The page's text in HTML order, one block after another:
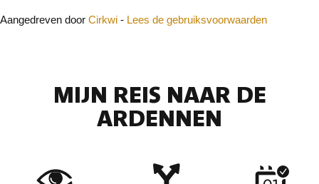
Aangedreven door Cirkwi - Lees de gebruiksvoorwaarden
MIJN REIS NAAR DE
ARDENNEN